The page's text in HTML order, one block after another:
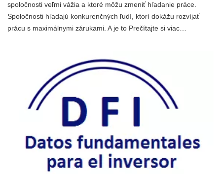
spoločnosti veľmi vážia a ktoré môžu zmeniť hľadanie práce.
Spoločnosti hľadajú konkurenčných ľudí, ktorí dokážu rozvíjať
prácu s maximálnymi zárukami. A je to Prečítajte si viac…